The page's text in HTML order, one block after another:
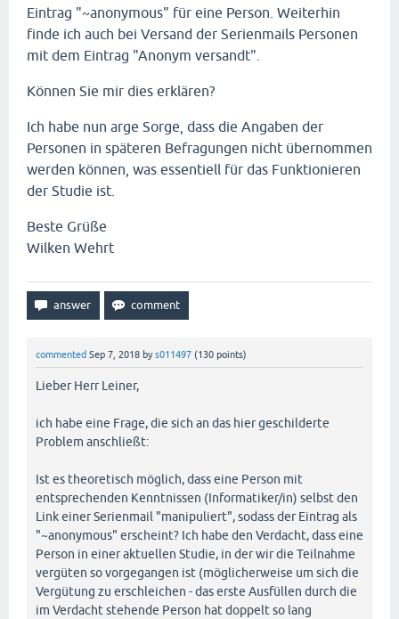
Eintrag "~anonymous" für eine Person. Weiterhin
finde ich auch bei Versand der Serienmails Personen
mit dem Eintrag "Anonym versandt".
Können Sie mir dies erklären?
Ich habe nun arge Sorge, dass die Angaben der
Personen in späteren Befragungen nicht übernommen
werden können, was essentiell für das Funktionieren
der Studie ist.
Beste Grüße
Wilken Wehrt
commented Sep 7, 2018 bys011497 (130 points)
Lieber Herr Leiner,
ich habe eine Frage, die sich an das hier geschilderte
Problem anschließt:
Ist es theoretisch möglich, dass eine Person mit
entsprechenden Kenntnissen (Informatiker/in) selbst den
Link einer Serienmail "manipuliert", sodass der Eintrag als
"~anonymous" erscheint? Ich habe den Verdacht, dass eine
Person in einer aktuellen Studie, in der wir die Teilnahme
vergüten so vorgegangen ist (möglicherweise um sich die
Vergütung zu erschleichen - das erste Ausfüllen durch die
im Verdacht stehende Person hat doppelt so lang